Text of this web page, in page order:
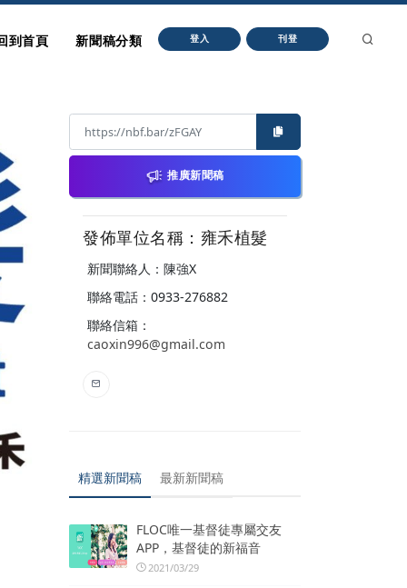
到首頁 新聞稿分類 登入 刊登
推廣新聞稿
發佈單位名稱：雍禾植髮
新聞聯絡人：陳強X
聯絡電話：0933-276882
聯絡信箱：
caoxin996@gmail.com
精選新聞稿 最新新聞稿
FLOC唯一基督徒專屬交友
APP，基督徒的新福音
2021/03/29